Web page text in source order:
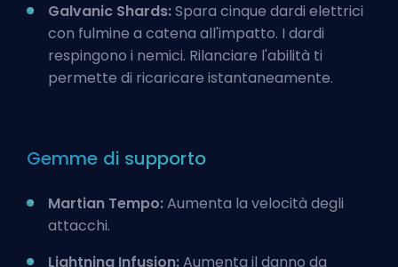
Galvanic Shards:Spara cinque dardi elettrici
con fulmine a catena all'impatto. I dardi
respingono i nemici. Rilanciare l'abilità ti
permette di ricaricare istantaneamente.
Gemme di supporto
Martian Tempo:Aumenta la velocità degli
attacchi.
Lightning Infusion:Aumenta il danno da